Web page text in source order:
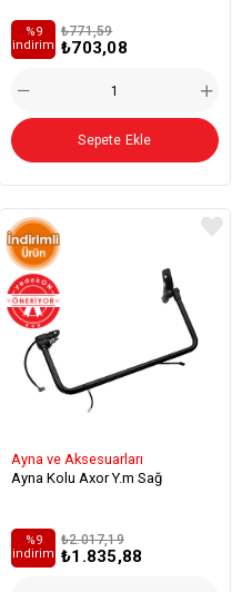
₺703,08
₺771,59
%9
i̇ndirim
Sepete Ekle
Ayna ve Aksesuarları
Ayna Kolu Axor Y.m Sağ
₺1.835,88
₺2.017,19
%9
i̇ndirim